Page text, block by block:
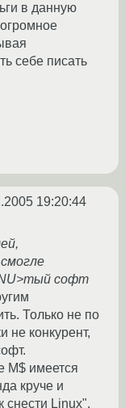
в данную
себе писать
19:20:44
софт
Только не по
не конкурент,
M$ имеется
круче и
снести Linux".